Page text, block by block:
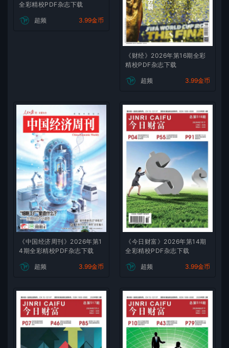
全彩精校PDF杂志下载
超频 3.99金币
《财经》2026年第16期全彩
精校PDF杂志下载
超频 3.99金币
《中国经济周刊》2026年第1
4期全彩精校PDF杂志下载
超频 3.99金币
《今日财富》2026年第14期
全彩精校PDF杂志下载
超频 3.99金币